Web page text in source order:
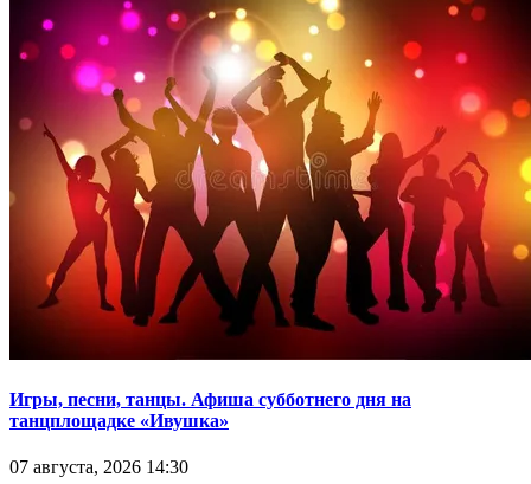
Игры, песни, танцы. Афиша субботнего дня на
танцплощадке «Ивушка»
07 августа, 2026 14:30